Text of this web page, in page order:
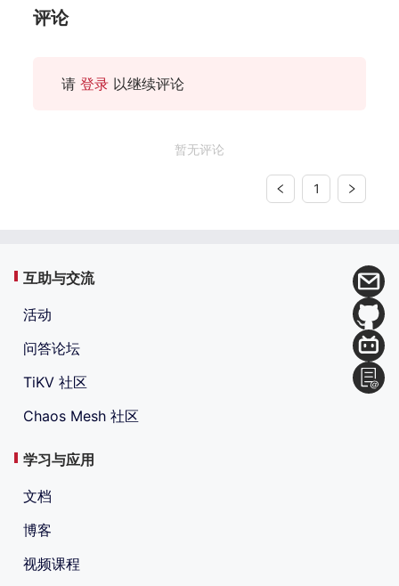
评论
请 登录 以继续评论
暂无评论
1
互助与交流
活动
问答论坛
TiKV 社区
Chaos Mesh 社区
学习与应用
文档
博客
视频课程